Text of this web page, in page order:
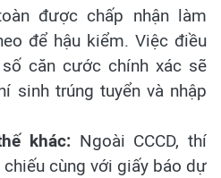
được chấp nhận làm
để hậu kiểm. Việc điều
căn cước chính xác sẽ
sinh trúng tuyển và nhập
khác:Ngoài CCCD, thí
cùng với giấy báo dự